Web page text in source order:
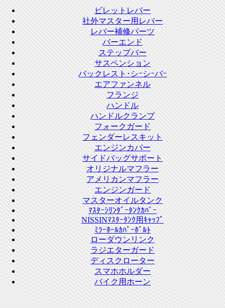
ビレットレバー
社外マスター用レバー
レバー補修パーツ
バーエンド
ステップバー
サスペンション
バックレスト･シｰシｰバｰ
エアファンネル
フランジ
ハンドル
ハンドルクランプ
フォークガード
フェンダーレスキット
エンジンカバー
サイドバッグサポート
オリジナルマフラー
アメリカンマフラー
エンジンガード
マスターオイルタンク
ﾏｽﾀｰｼﾘﾝﾀﾞｰﾀﾝｸｶﾊﾞｰ
NISSINﾏｽﾀｰﾀﾝｸ用ｷｬｯﾌﾟ
ﾐﾗｰﾎｰﾙｶﾊﾞｰﾎﾞﾙﾄ
ローダウンリンク
ラジエターガード
ディスクローター
スマホホルダー
バイク用ホーン